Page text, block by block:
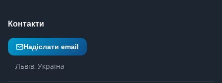
Контакти
Надіслати email
Львів, Україна